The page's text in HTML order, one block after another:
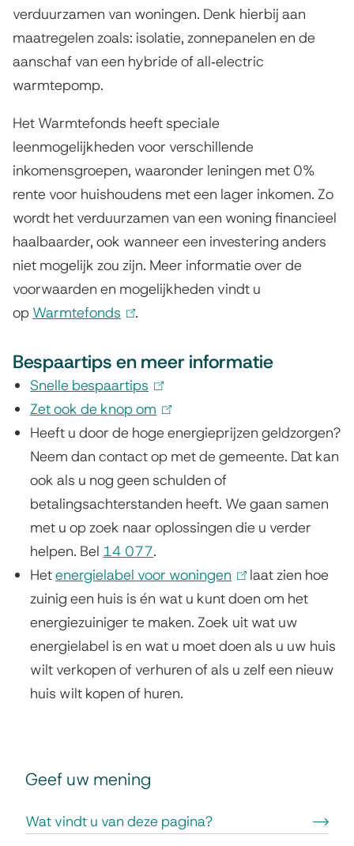
s
e
x
t
r
n
)
verduurzamen van woningen. Denk hierbij aan
maatregelen zoals: isolatie, zonnepanelen en de
aanschaf van een hybride of all‑electric
warmtepomp.
Het Warmtefonds heeft speciale
leenmogelijkheden voor verschillende
inkomensgroepen, waaronder leningen met 0%
rente voor huishoudens met een lager inkomen. Zo
wordt het verduurzamen van een woning financieel
haalbaarder, ook wanneer een investering anders
niet mogelijk zou zijn. Meer informatie over de
voorwaarden en mogelijkheden vindt u
op Warmtefonds
i
n
k
i
s
e
x
t
e
r
n
)
.
Bespaartips en meer informatie
Snelle bespaartips (
l
i
n
k
i
s
e
x
t
e
r
n
)
Zet ook de knop om (
l
i
n
k
i
e
x
t
e
r
n
Heeft u door de hoge energieprijzen geldzorgen?
Neem dan contact op met de gemeente. Dat kan
ook als u nog geen schulden of
betalingsachterstanden heeft. We gaan samen
met u op zoek naar oplossingen die u verder
helpen. Bel 14 077.
Hetenergielabel voor woningen (
l
i
n
k
r
laat zien hoe
zuinig een huis is én wat u kunt doen om het
energiezuiniger te maken. Zoek uit wat uw
energielabel is en wat u moet doen als u uw huis
wilt verkopen of verhuren of als u zelf een nieuw
huis wilt kopen of huren.
Geef uw mening
Wat vindt u van deze pagina?